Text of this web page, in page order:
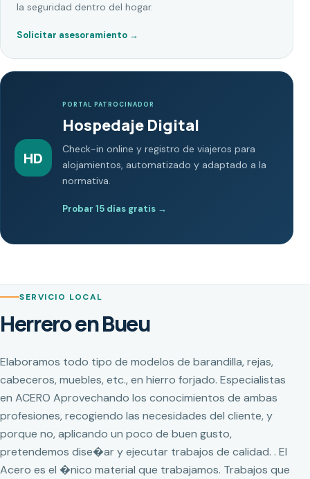
la seguridad dentro del hogar.
Solicitar asesoramiento →
HD
PORTAL PATROCINADOR
Hospedaje Digital
Check-in online y registro de viajeros para
alojamientos, automatizado y adaptado a la
normativa.
Probar 15 días gratis →
SERVICIO LOCAL
Herrero en Bueu
Elaboramos todo tipo de modelos de barandilla, rejas,
cabeceros, muebles, etc., en hierro forjado. Especialistas
en ACERO Aprovechando los conocimientos de ambas
profesiones, recogiendo las necesidades del cliente, y
porque no, aplicando un poco de buen gusto,
pretendemos dise�ar y ejecutar trabajos de calidad. . El
Acero es el �nico material que trabajamos. Trabajos que